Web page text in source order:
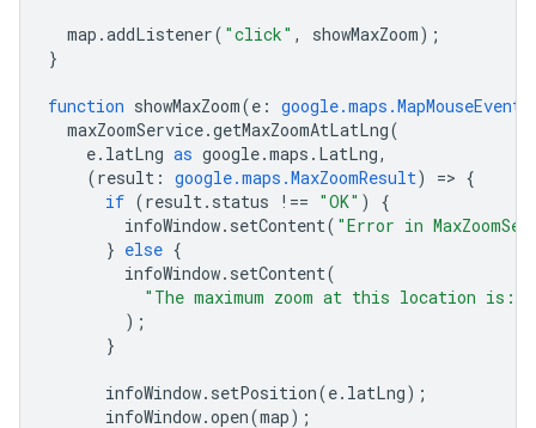
map .addListener( "click" , showMaxZoom);
}
function showMaxZoom(e : google.maps.MapMouseEvent
maxZoomService.getMaxZoomAtLatLng(
e. latLng as google.maps . LatLng,
(result : google.maps.MaxZoomResult) => {
if (result. status !== "OK" )
{
infoWindow. setContent( "Error in
} else {
infoWindow. setContent(
"The maximum zoom at this location is: "
);
}
infoWindow. setPosition(e. latLng);
infoWindow.open(map);